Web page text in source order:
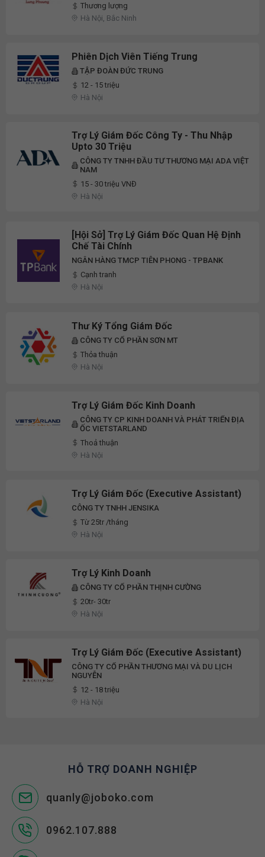
Thương lượng
Hà Nội, Bắc Ninh
Phiên Dịch Viên Tiếng Trung
TẬP ĐOÀN ĐỨC TRUNG
12 - 15 triệu
Hà Nội
Trợ Lý Giám Đốc Công Ty - Thu Nhập
Upto 30 Triệu
CÔNG TY TNHH ĐẦU TƯ THƯƠNG MẠI ADA VIỆT
NAM
15 - 30 triệu VNĐ
Hà Nội
[Hội Sở] Trợ Lý Giám Đốc Quan Hệ Định
Chế Tài Chính
NGÂN HÀNG TMCP TIÊN PHONG - TPBANK
Cạnh tranh
Hà Nội
Thư Ký Tổng Giám Đốc
CÔNG TY CỔ PHẦN SƠN MT
Thỏa thuận
Hà Nội
Trợ Lý Giám Đốc Kinh Doanh
CÔNG TY CP KINH DOANH VÀ PHÁT TRIỂN ĐỊA
ỐC VIETSTARLAND
Thoả thuận
Hà Nội
Trợ Lý Giám Đốc (Executive Assistant)
CÔNG TY TNHH JENSIKA
Từ 25tr /tháng
Hà Nội
Trợ Lý Kinh Doanh
CÔNG TY CỔ PHẦN THỊNH CƯỜNG
20tr- 30tr
Hà Nội
Trợ Lý Giám Đốc (Executive Assistant)
CÔNG TY CỔ PHẦN THƯƠNG MẠI VÀ DU LỊCH
NGUYỄN
12 - 18 triệu
Hà Nội
HỖ TRỢ DOANH NGHIỆP
quanly@joboko.com
0962.107.888